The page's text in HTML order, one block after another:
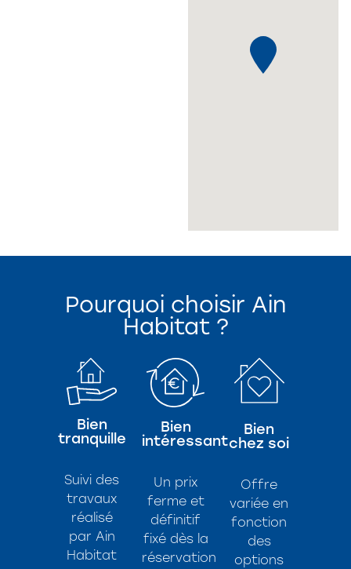
Pourquoi choisir Ain
Habitat ?
Bien
tranquille
Suivi des
travaux
réalisé
par Ain
Habitat
Bien
intéressant
Un prix
ferme et
définitif
fixé dès la
réservation
Bien
chez soi
Offre
variée en
fonction
des
options